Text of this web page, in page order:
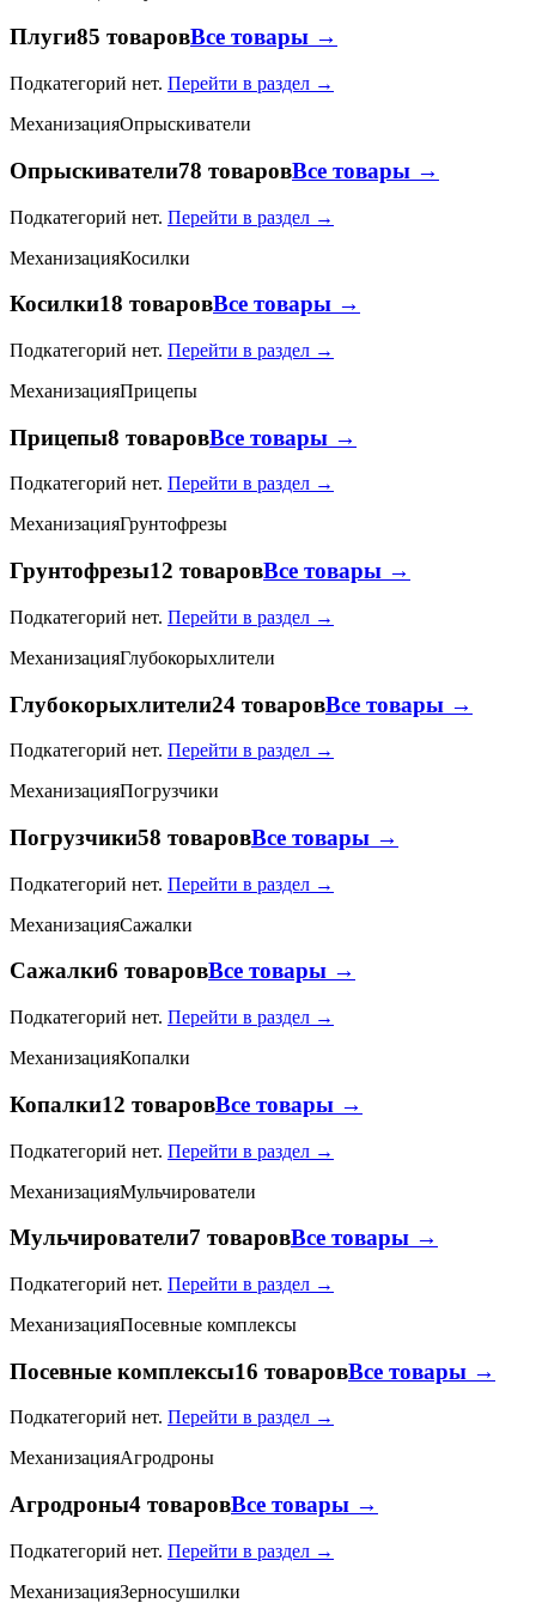
Плуги85 товаровВсе товары →
Подкатегорий нет. Перейти в раздел →
МеханизацияОпрыскиватели
Опрыскиватели78 товаровВсе товары →
Подкатегорий нет. Перейти в раздел →
МеханизацияКосилки
Косилки18 товаровВсе товары →
Подкатегорий нет. Перейти в раздел →
МеханизацияПрицепы
Прицепы8 товаровВсе товары →
Подкатегорий нет. Перейти в раздел →
МеханизацияГрунтофрезы
Грунтофрезы12 товаровВсе товары →
Подкатегорий нет. Перейти в раздел →
МеханизацияГлубокорыхлители
Глубокорыхлители24 товаровВсе товары →
Подкатегорий нет. Перейти в раздел →
МеханизацияПогрузчики
Погрузчики58 товаровВсе товары →
Подкатегорий нет. Перейти в раздел →
МеханизацияСажалки
Сажалки6 товаровВсе товары →
Подкатегорий нет. Перейти в раздел →
МеханизацияКопалки
Копалки12 товаровВсе товары →
Подкатегорий нет. Перейти в раздел →
МеханизацияМульчирователи
Мульчирователи7 товаровВсе товары →
Подкатегорий нет. Перейти в раздел →
МеханизацияПосевные комплексы
Посевные комплексы16 товаровВсе товары →
Подкатегорий нет. Перейти в раздел →
МеханизацияАгродроны
Агродроны4 товаровВсе товары →
Подкатегорий нет. Перейти в раздел →
МеханизацияЗерносушилки